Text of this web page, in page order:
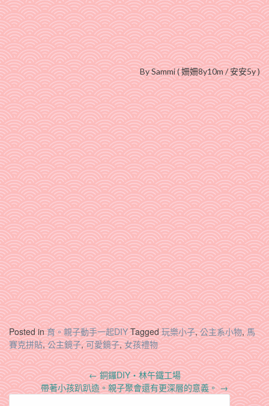
By Sammi ( 姍姍8y10m / 安安5y )
Posted in育。親子動手一起DIYTagged玩樂小子,公主系小物,馬
賽克拼貼,公主鏡子,可愛鏡子,女孩禮物
Post
navigation
←銅鑼DIY‧林午鐵工場
帶著小孩趴趴造。親子聚會還有更深層的意義。→